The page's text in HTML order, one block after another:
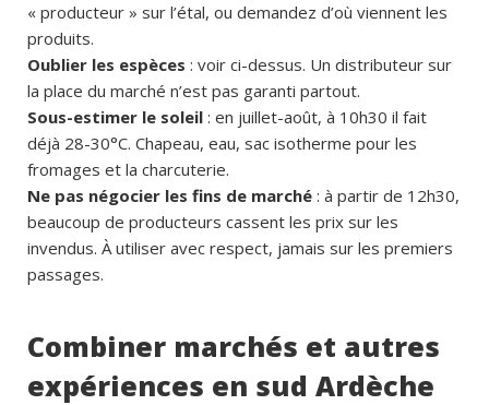
« producteur » sur l’étal, ou demandez d’où viennent les
produits.
Oublier les espèces : voir ci-dessus. Un distributeur sur
la place du marché n’est pas garanti partout.
Sous-estimer le soleil : en juillet-août, à 10h30 il fait
déjà 28-30°C. Chapeau, eau, sac isotherme pour les
fromages et la charcuterie.
Ne pas négocier les fins de marché : à partir de 12h30,
beaucoup de producteurs cassent les prix sur les
invendus. À utiliser avec respect, jamais sur les premiers
passages.
Combiner marchés et autres
expériences en sud Ardèche